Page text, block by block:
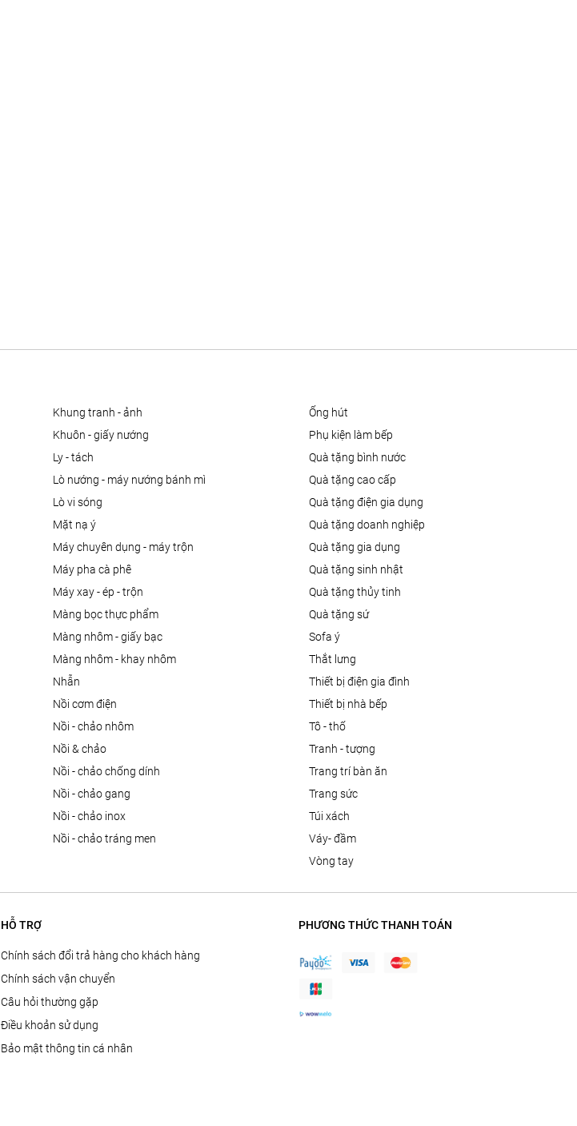
khung tranh - ảnh
khuôn - giấy nướng
ly - tách
lò nướng - máy nướng bánh mì
lò vi sóng
mặt nạ ý
máy chuyên dụng - máy trộn
máy pha cà phê
máy xay - ép - trộn
màng bọc thực phẩm
màng nhôm - giấy bạc
màng nhôm - khay nhôm
nhẫn
nồi cơm điện
nồi - chảo nhôm
nồi & chảo
nồi - chảo chống dính
nồi - chảo gang
nồi - chảo inox
nồi - chảo tráng men
ống hút
phụ kiện làm bếp
quà tặng bình nước
quà tặng cao cấp
quà tặng điện gia dụng
quà tặng doanh nghiệp
quà tặng gia dụng
quà tặng sinh nhật
quà tặng thủy tinh
quà tặng sứ
sofa ý
thắt lưng
thiết bị điện gia đình
thiết bị nhà bếp
tô - thố
tranh - tượng
trang trí bàn ăn
trang sức
túi xách
váy- đầm
vòng tay
HỖ TRỢ
Chính sách đổi trả hàng cho khách hàng
Chính sách vận chuyển
Câu hỏi thường gặp
Điều khoản sử dụng
Bảo mật thông tin cá nhân
PHƯƠNG THỨC THANH TOÁN